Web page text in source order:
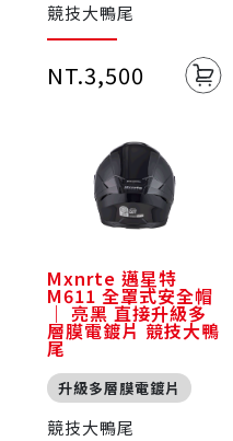
競技大鴨尾
NT.3,500
Mxnrte 邁星特
M611 全罩式安全帽
｜ 亮黑 直接升級多
層膜電鍍片 競技大鴨
尾
升級多層膜電鍍片
競技大鴨尾